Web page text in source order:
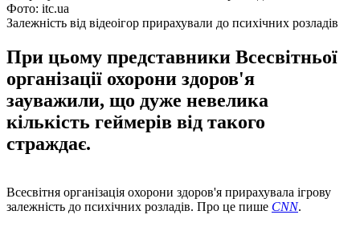
Фото: itc.ua
Залежність від відеоігор прирахували до психічних розладів
При цьому представники Всесвітньої
організації охорони здоров'я
зауважили, що дуже невелика
кількість геймерів від такого
страждає.
Всесвітня організація охорони здоров'я прирахувала ігрову
залежність до психічних розладів. Про це пише CNN.